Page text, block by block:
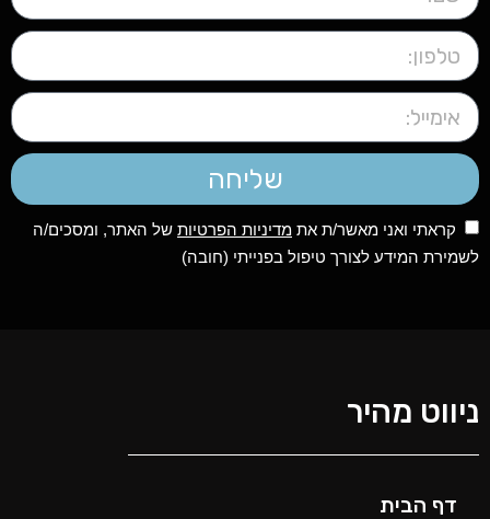
שליחה
קראתי ואני מאשר/ת את מדיניות הפרטיות של האתר, ומסכים/ה
לשמירת המידע לצורך טיפול בפנייתי (חובה)
ניווט מהיר
דף הבית